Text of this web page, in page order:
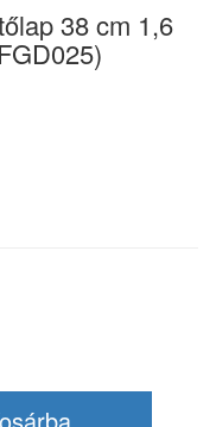
38 cm 1,6